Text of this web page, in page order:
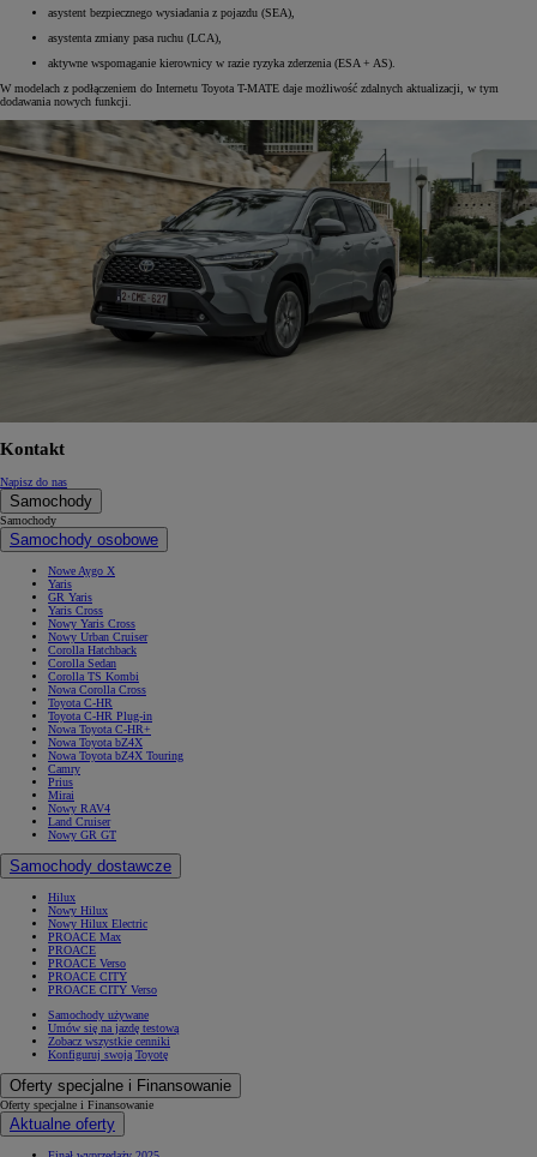
asystent bezpiecznego wysiadania z pojazdu (SEA),
asystenta zmiany pasa ruchu (LCA),
aktywne wspomaganie kierownicy w razie ryzyka zderzenia (ESA + AS).
W modelach z podłączeniem do Internetu Toyota T-MATE daje możliwość zdalnych aktualizacji, w tym
dodawania nowych funkcji.
Kontakt
Napisz do nas
Samochody
Samochody
Samochody osobowe
Nowe Aygo X
Yaris
GR Yaris
Yaris Cross
Nowy Yaris Cross
Nowy Urban Cruiser
Corolla Hatchback
Corolla Sedan
Corolla TS Kombi
Nowa Corolla Cross
Toyota C-HR
Toyota C-HR Plug-in
Nowa Toyota C-HR+
Nowa Toyota bZ4X
Nowa Toyota bZ4X Touring
Camry
Prius
Mirai
Nowy RAV4
Land Cruiser
Nowy GR GT
Samochody dostawcze
Hilux
Nowy Hilux
Nowy Hilux Electric
PROACE Max
PROACE
PROACE Verso
PROACE CITY
PROACE CITY Verso
Samochody używane
Umów się na jazdę testową
Zobacz wszystkie cenniki
Konfiguruj swoją Toyotę
Oferty specjalne i Finansowanie
Oferty specjalne i Finansowanie
Aktualne oferty